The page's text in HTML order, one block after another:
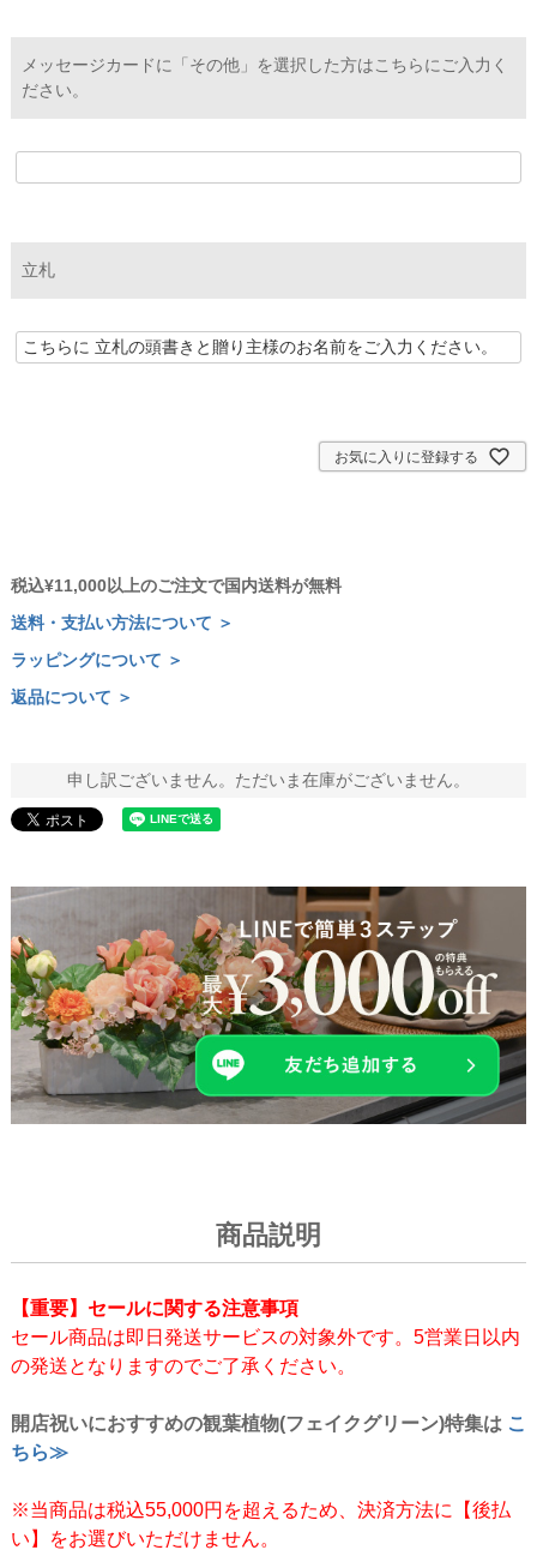
メッセージカードに「その他」を選択した方はこちらにご入力く
ださい。
立札
お気に入りに登録する
税込¥11,000以上のご注文で国内送料が無料
送料・支払い方法について ＞
ラッピングについて ＞
返品について ＞
申し訳ございません。ただいま在庫がございません。
商品説明
【重要】セールに関する注意事項
セール商品は即日発送サービスの対象外です。5営業日以内
の発送となりますのでご了承ください。
開店祝いにおすすめの観葉植物(フェイクグリーン)特集は こ
ちら≫
※当商品は税込55,000円を超えるため、決済方法に【後払
い】をお選びいただけません。